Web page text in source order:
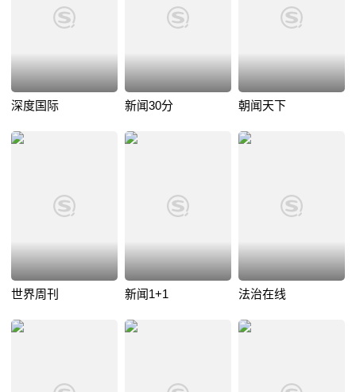
深度国际 新闻30分 朝闻天下
世界周刊 新闻1+1 法治在线